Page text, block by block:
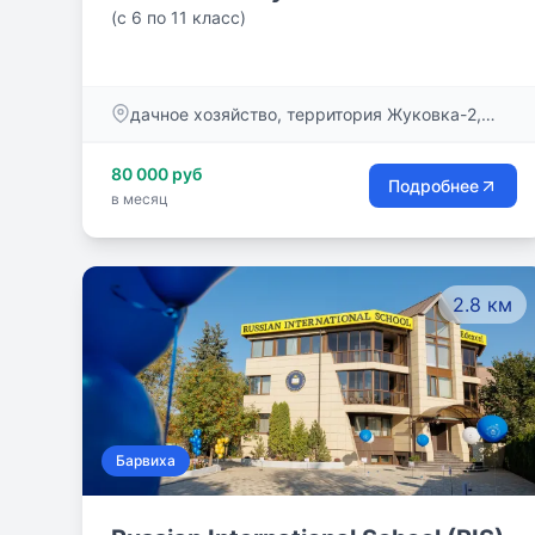
(с 6 по 11 класс)
дачное хозяйство, территория Жуковка-2,
80 000 руб
в месяц
Подробнее
2.8 км
Барвиха